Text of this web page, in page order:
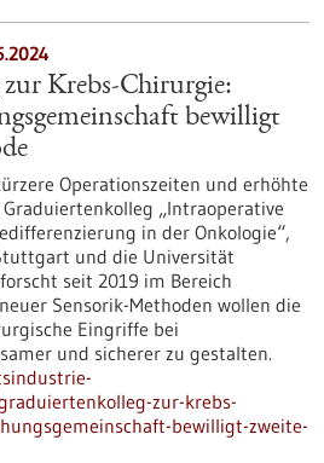
Krebs-Chirurgie:
bewilligt
Operationszeiten und erhöhte
„Intraoperative
in der Onkologie“,
und die Universität
seit 2019 im Bereich
Sensorik-Methoden wollen die
Eingriffe bei
und sicherer zu gestalten.
zur-krebs-
bewilligt-zweite-